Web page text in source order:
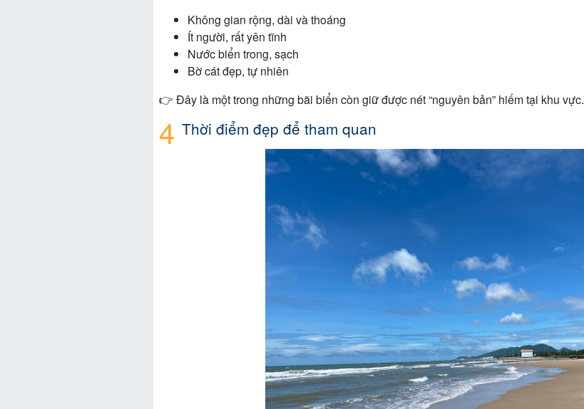
Không gian rộng, dài và thoáng
Ít người, rất yên tĩnh
Nước biển trong, sạch
Bờ cát đẹp, tự nhiên
👉 Đây là một trong những bãi biển còn giữ được nét “nguyên bản” hiếm tại khu vực.
Thời điểm đẹp để tham quan